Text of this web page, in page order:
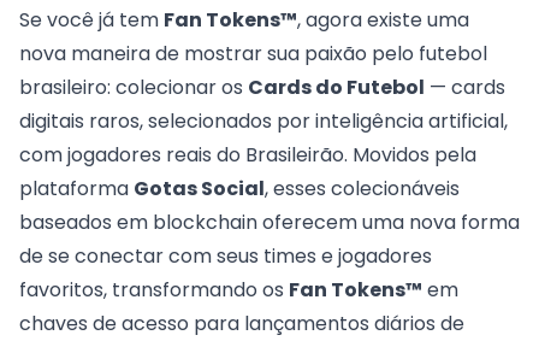
Se você já tem Fan Tokens™, agora existe uma
nova maneira de mostrar sua paixão pelo futebol
brasileiro: colecionar os Cards do Futebol — cards
digitais raros, selecionados por inteligência artificial,
com jogadores reais do Brasileirão. Movidos pela
plataforma Gotas Social, esses colecionáveis
baseados em blockchain oferecem uma nova forma
de se conectar com seus times e jogadores
favoritos, transformando os Fan Tokens™ em
chaves de acesso para lançamentos diários de